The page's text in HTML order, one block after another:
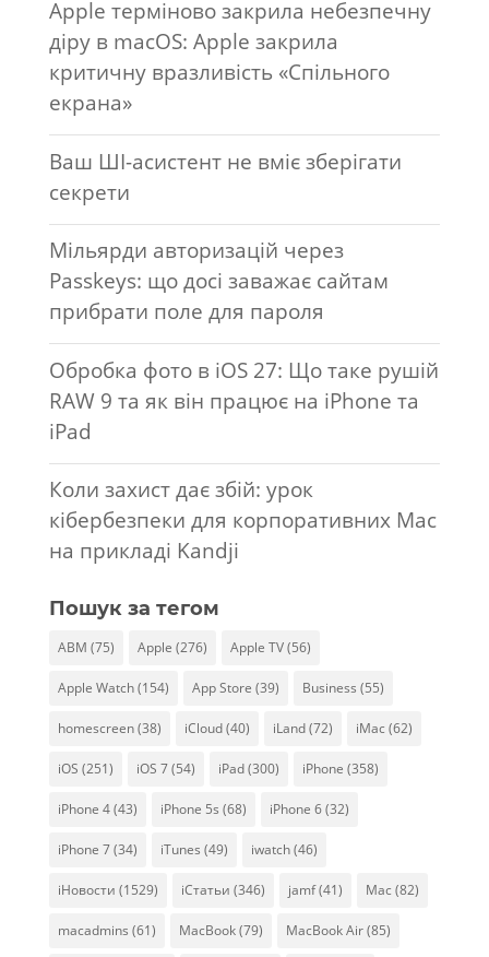
Apple терміново закрила небезпечну
діру в macOS: Apple закрила
критичну вразливість «Спільного
екрана»
Ваш ШІ-асистент не вміє зберігати
секрети
Мільярди авторизацій через
Passkeys: що досі заважає сайтам
прибрати поле для пароля
Обробка фото в iOS 27: Що таке рушій
RAW 9 та як він працює на iPhone та
iPad
Коли захист дає збій: урок
кібербезпеки для корпоративних Mac
на прикладі Kandji
Пошук за тегом
ABM (75) Apple (276) Apple TV(56)
Apple Watch(154) App Store (39) Business (55)
homescreen(38) iCloud(40) iLand(72) iMac (62)
iOS (251) iOS 7(54) iPad(300) iPhone (358)
iPhone 4(43) iPhone 5s (68) iPhone 6(32)
iPhone 7(34) iTunes (49) iwatch(46)
iНовости (1529) iСтатьи (346) jamf(41) Mac (82)
macadmins (61) MacBook(79) MacBook Air(85)